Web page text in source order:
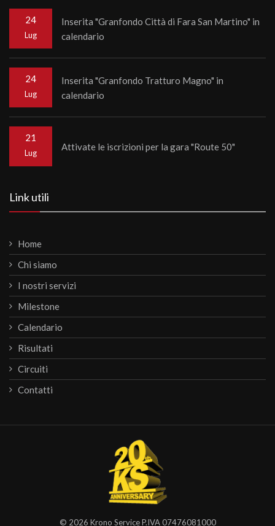
24
Lug
Inserita "Granfondo Città di Fara San Martino" in
calendario
24
Lug
Inserita "Granfondo Tratturo Magno" in
calendario
21
Lug
Attivate le iscrizioni per la gara "Route 50"
Link utili
Home
Chi siamo
I nostri servizi
Milestone
Calendario
Risultati
Circuiti
Contatti
© 2026 Krono ServiceP.IVA 07476081000